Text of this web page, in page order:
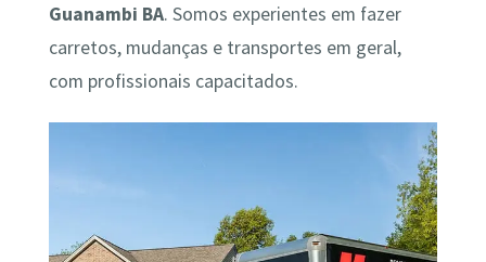
Guanambi BA. Somos experientes em fazer
carretos, mudanças e transportes em geral,
com profissionais capacitados.